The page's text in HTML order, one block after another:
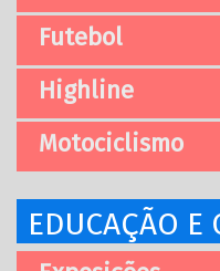
Futebol
Highline
Motociclismo
EDUCAÇÃO E